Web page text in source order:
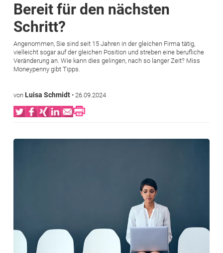
Bereit für den nächsten
Schritt?
Angenommen, Sie sind seit 15 Jahren in der gleichen Firma tätig,
vielleicht sogar auf der gleichen Position und streben eine berufliche
Veränderung an. Wie kann dies gelingen, nach so langer Zeit? Miss
Moneypenny gibt Tipps.
von Luisa Schmidt • 26.09.2024
Bild